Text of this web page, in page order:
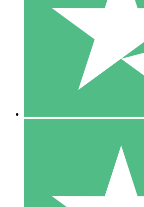
Zahlen Sie nach Bedarf mit
monatliche Verpflichtung
10 00
10 Downloads
20 00